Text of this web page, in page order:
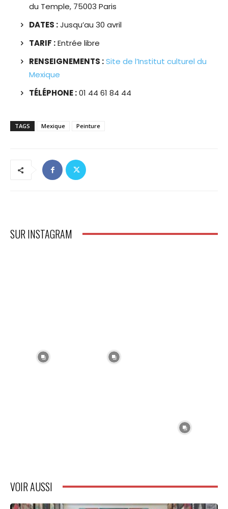
du Temple, 75003 Paris
DATES :Jusqu’au 30 avril
TARIF :Entrée libre
RENSEIGNEMENTS :Site de l’Institut culturel du
Mexique
TÉLÉPHONE :01 44 61 84 44
TAGS Mexique Peinture
SUR INSTAGRAM
VOIR AUSSI